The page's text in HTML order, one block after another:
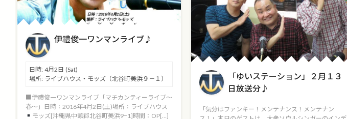
伊禮俊一ワンマンライブ♪
日時: 4月2日 (Sat)
場所: ライブハウス・モッズ（北谷町美浜９－１）
■伊禮俊一ワンマンライブ「マチカンティーライブ～
春～」日時：2016年4月2日(土)場所：ライブハウス
モッズ[沖縄県中頭郡北谷町美浜9−1]時間：OP[…]
「ゆいステーション」２月１３
日放送分♪
「気分はファンキー！メンテナンス！メンテナン